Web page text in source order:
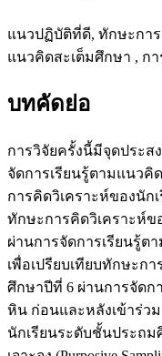
แนวปฏิบัติที่ดี, ทักษะการ
แนวคิดสะเต็มศึกษา , ก
บทคัดย่อ
การวิจัยครั้งนี้มีจุดประส
จัดการเรียนรู้ตามแนว
การคิดวิเคราะห์ของนัก
ทักษะการคิดวิเคราะห์ข
ผ่านการจัดการเรียนรู้ต
เพื่อเปรียบเทียบทักษะก
ศึกษาปีที่ 6 ผ่านการจัดก
หิน ก่อนและหลังเข้าร่ว
นักเรียนระดับชั้นประถม